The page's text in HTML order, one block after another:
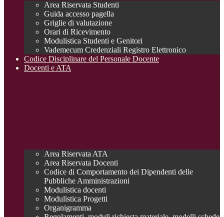
Area Riservata Studenti
Guida accesso pagella
Griglie di valutazione
Orari di Ricevimento
Modulistica Studenti e Genitori
Vademecum Credenziali Registro Elettronico
Codice Disciplinare del Personale Docente
Docenti e ATA
Area Riservata ATA
Area Riservata Docenti
Codice di Comportamento dei Dipendenti delle
Pubbliche Amministrazioni
Modulistica docenti
Modulistica Progetti
Organigramma